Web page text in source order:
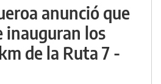
anunció que
inauguran los
de la Ruta 7 -